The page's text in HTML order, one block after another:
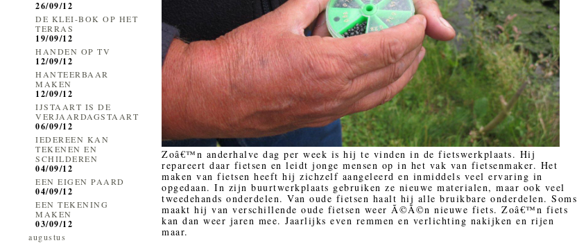
26/09/12
DE KLEI-BOK OP HET
TERRAS
19/09/12
HANDEN OP TV
12/09/12
HANTEERBAAR
MAKEN
12/09/12
IJSTAART IS DE
VERJAARDAGSTAART
06/09/12
IEDEREEN KAN
TEKENEN EN
SCHILDEREN
04/09/12
EEN EIGEN PAARD
04/09/12
EEN TEKENING
MAKEN
03/09/12
augustus
Zoâ€™n anderhalve dag per week is hij te vinden in de fietswerkplaats. Hij
repareert daar fietsen en leidt jonge mensen op in het vak van fietsenmaker. Het
maken van fietsen heeft hij zichzelf aangeleerd en inmiddels veel ervaring in
opgedaan. In zijn buurtwerkplaats gebruiken ze nieuwe materialen, maar ook veel
tweedehands onderdelen. Van oude fietsen haalt hij alle bruikbare onderdelen. Soms
maakt hij van verschillende oude fietsen weer Ã©Ã©n nieuwe fiets. Zoâ€™n fiets
kan dan weer jaren mee. Jaarlijks even remmen en verlichting nakijken en rijen
maar.